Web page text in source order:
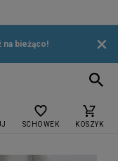
na bieżąco! ×
SCHOWEK KOSZYK